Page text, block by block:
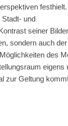
festhielt.
und
seiner Bilder
sondern auch der
des
eigens
zur Geltung